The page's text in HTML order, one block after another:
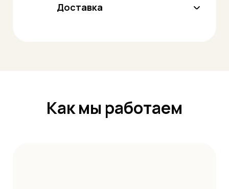
Доставка
Как мы работаем